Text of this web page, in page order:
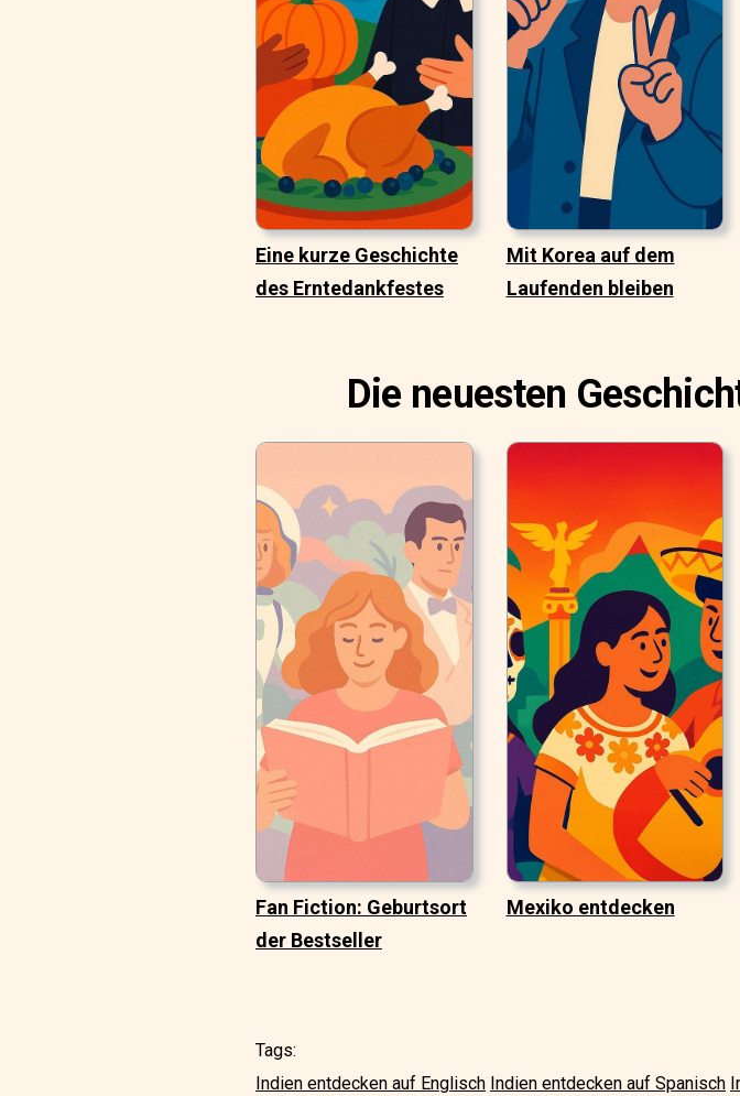
Eine kurze Geschichte
des Erntedankfestes
Mit Korea auf dem
Laufenden bleiben
Die neuesten
Fan Fiction: Geburtsort
der Bestseller
Mexiko entdecken
Tags:
Indien entdecken auf Englisch Indien entdecken auf Spanisch